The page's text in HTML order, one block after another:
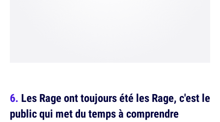
Les Rage ont toujours été les Rage, c'est le
public qui met du temps à comprendre